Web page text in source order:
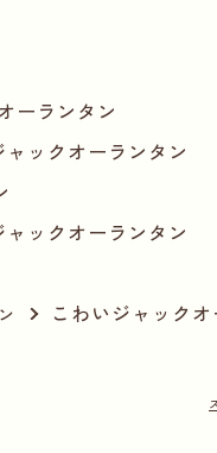
ーランタン
ャックオーランタン
ャックオーランタン
こわいジャック